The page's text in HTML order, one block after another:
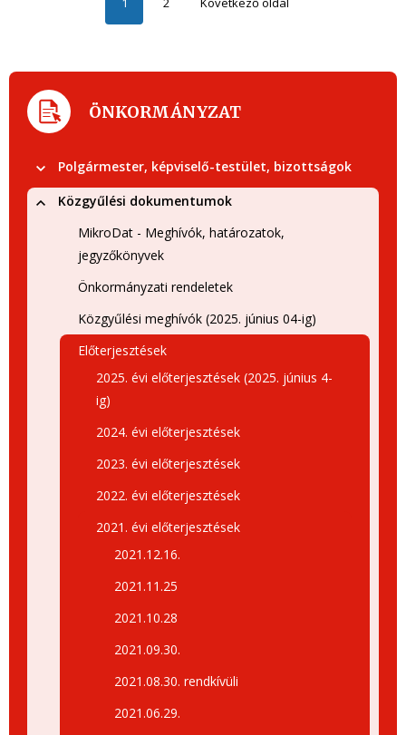
ÖNKORMÁNYZAT
Polgármester, képviselő-testület, bizottságok
Közgyűlési dokumentumok
MikroDat - Meghívók, határozatok,
jegyzőkönyvek
Önkormányzati rendeletek
Közgyűlési meghívók (2025. június 04-ig)
Előterjesztések
2025. évi előterjesztések (2025. június 4-
ig)
2024. évi előterjesztések
2023. évi előterjesztések
2022. évi előterjesztések
2021. évi előterjesztések
2021.12.16.
2021.11.25
2021.10.28
2021.09.30.
2021.08.30. rendkívüli
2021.06.29.